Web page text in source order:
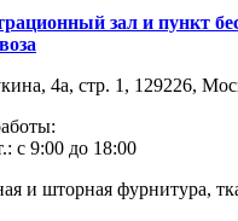
зал и пункт
4а, стр. 1, 129226,
с 9:00 до 18:00
и шторная фурнитура,